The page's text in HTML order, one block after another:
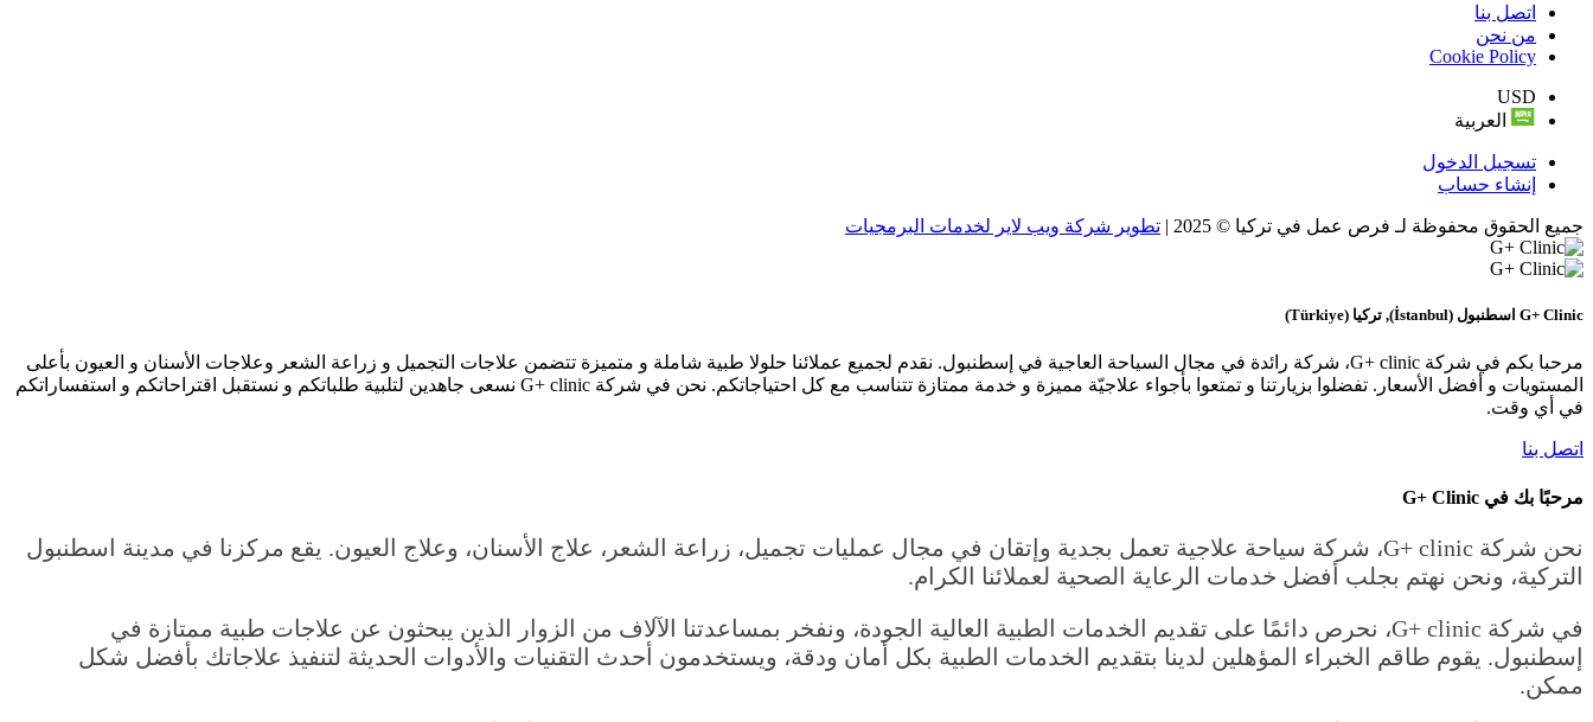
اتصل بنا
من نحن
Cookie Policy
USD
العربية
تسجيل الدخول
إنشاء حساب
جميع الحقوق محفوظة لـ فرص عمل في تركيا © 2025 | تطوير شركة ويب لاير لخدمات البرمجيات
G+ Clinic اسطنبول (İstanbul), تركيا (Türkiye)
مرحبا بكم في شركة G+ clinic، شركة رائدة في مجال السياحة العاجية في إسطنبول. نقدم لجميع عملائنا حلولا طبية شاملة و متميزة تتضمن علاجات التجميل و زراعة الشعر وعلاجات الأسنان و العيون بأعلى
المستويات و أفضل الأسعار. تفضلوا بزيارتنا و تمتعوا بأجواء علاجيّة مميزة و خدمة ممتازة تتناسب مع كل احتياجاتكم. نحن في شركة G+ clinic نسعى جاهدين لتلبية طلباتكم و نستقبل اقتراحاتكم و استفساراتكم
في أي وقت.
اتصل بنا
مرحبًا بك في G+ Clinic
نحن شركة G+ clinic، شركة سياحة علاجية تعمل بجدية وإتقان في مجال عمليات تجميل، زراعة الشعر، علاج الأسنان، وعلاج العيون. يقع مركزنا في مدينة اسطنبول
التركية، ونحن نهتم بجلب أفضل خدمات الرعاية الصحية لعملائنا الكرام.
في شركة G+ clinic، نحرص دائمًا على تقديم الخدمات الطبية العالية الجودة، ونفخر بمساعدتنا الآلاف من الزوار الذين يبحثون عن علاجات طبية ممتازة في
إسطنبول. يقوم طاقم الخبراء المؤهلين لدينا بتقديم الخدمات الطبية بكل أمان ودقة، ويستخدمون أحدث التقنيات والأدوات الحديثة لتنفيذ علاجاتك بأفضل شكل
ممكن.